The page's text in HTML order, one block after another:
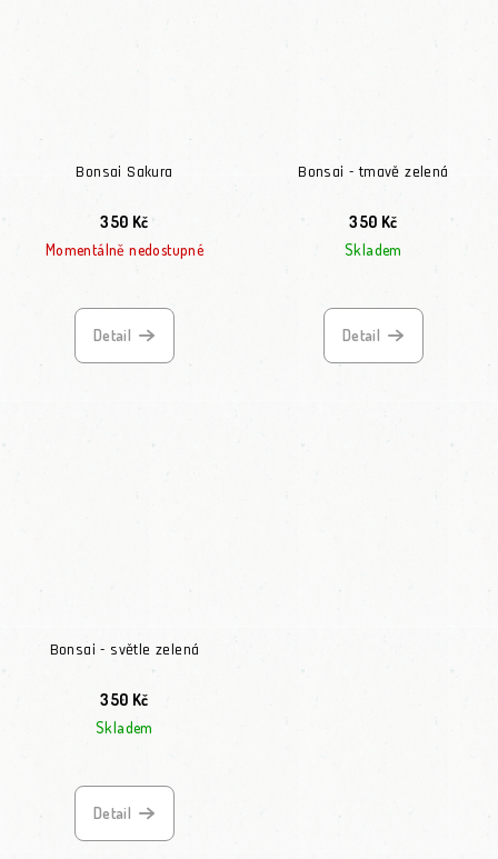
Bonsai Sakura
350 Kč
Momentálně nedostupné
Detail
Bonsai - tmavě zelená
350 Kč
Skladem
Detail
Bonsai - světle zelená
350 Kč
Skladem
Detail